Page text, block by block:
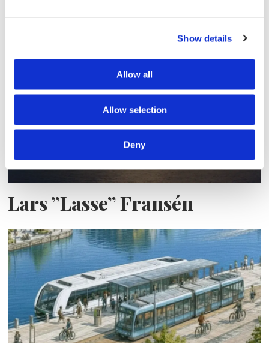
Show details
Allow all
Allow selection
Deny
Lars ”Lasse” Fransén